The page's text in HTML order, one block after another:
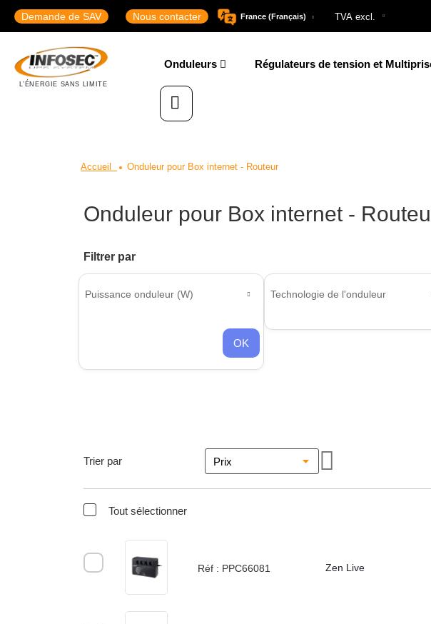
Demande de SAV Nous contacter France (Français)
Onduleurs Régulateurs de tension et
Accueil Onduleur pour Box internet - Routeur
Onduleur pour Box internet -
Trier par
Tout sélectionner
Réf : PPC66081 Zen Live
Filtrer par
Puissance onduleur (W)
OK
Technologie de l'onduleur